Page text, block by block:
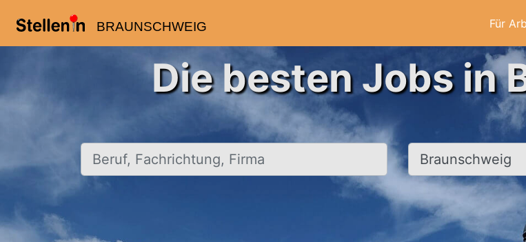
BRAUNSCHWEIG Für
Die besten Jobs in
Beruf, Fachrichtung, Firma Ort, Stadt